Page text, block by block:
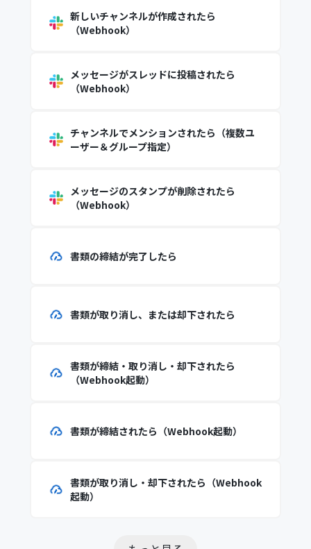
新しいチャンネルが作成されたら
（Webhook）
メッセージがスレッドに投稿されたら
（Webhook）
チャンネルでメンションされたら（複数ユ
ーザー＆グループ指定）
メッセージのスタンプが削除されたら
（Webhook）
書類の締結が完了したら
書類が取り消し、または却下されたら
書類が締結・取り消し・却下されたら
（Webhook起動）
書類が締結されたら（Webhook起動）
書類が取り消し・却下されたら（Webhook
起動）